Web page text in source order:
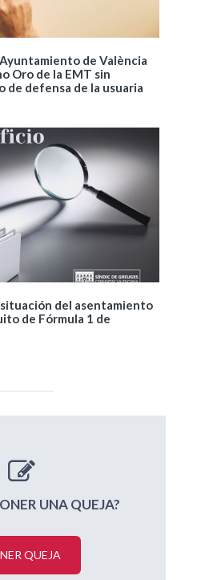
de València
Oro de la EMT sin
de defensa de la usuaria
del asentamiento
de Fórmula 1 de
UNA QUEJA?
QUEJA